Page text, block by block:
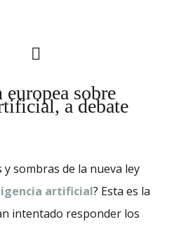
sobre
a debate
y sombras de la nueva ley
artificial? Esta es la
intentado responder los